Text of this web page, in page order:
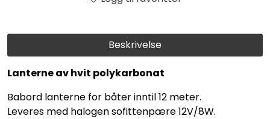
Beskrivelse
Lanterne av hvit polykarbonat
Babord lanterne for båter inntil 12 meter.
Leveres med halogen sofittenpære 12V/8W.